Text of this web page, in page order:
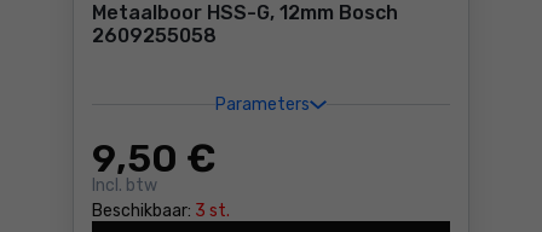
Metaalboor HSS-G, 12mm Bosch
2609255058
Parameters
9,50 €
Incl. btw
Beschikbaar: 3 st.